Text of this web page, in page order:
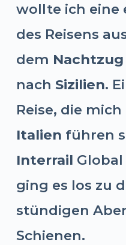
wollte ich eine
des Reisens
dem Nachtzug
nach Sizilien.
Reise, die
Italien führen
Interrail Global
ging es los zu
stündigen
Schienen.